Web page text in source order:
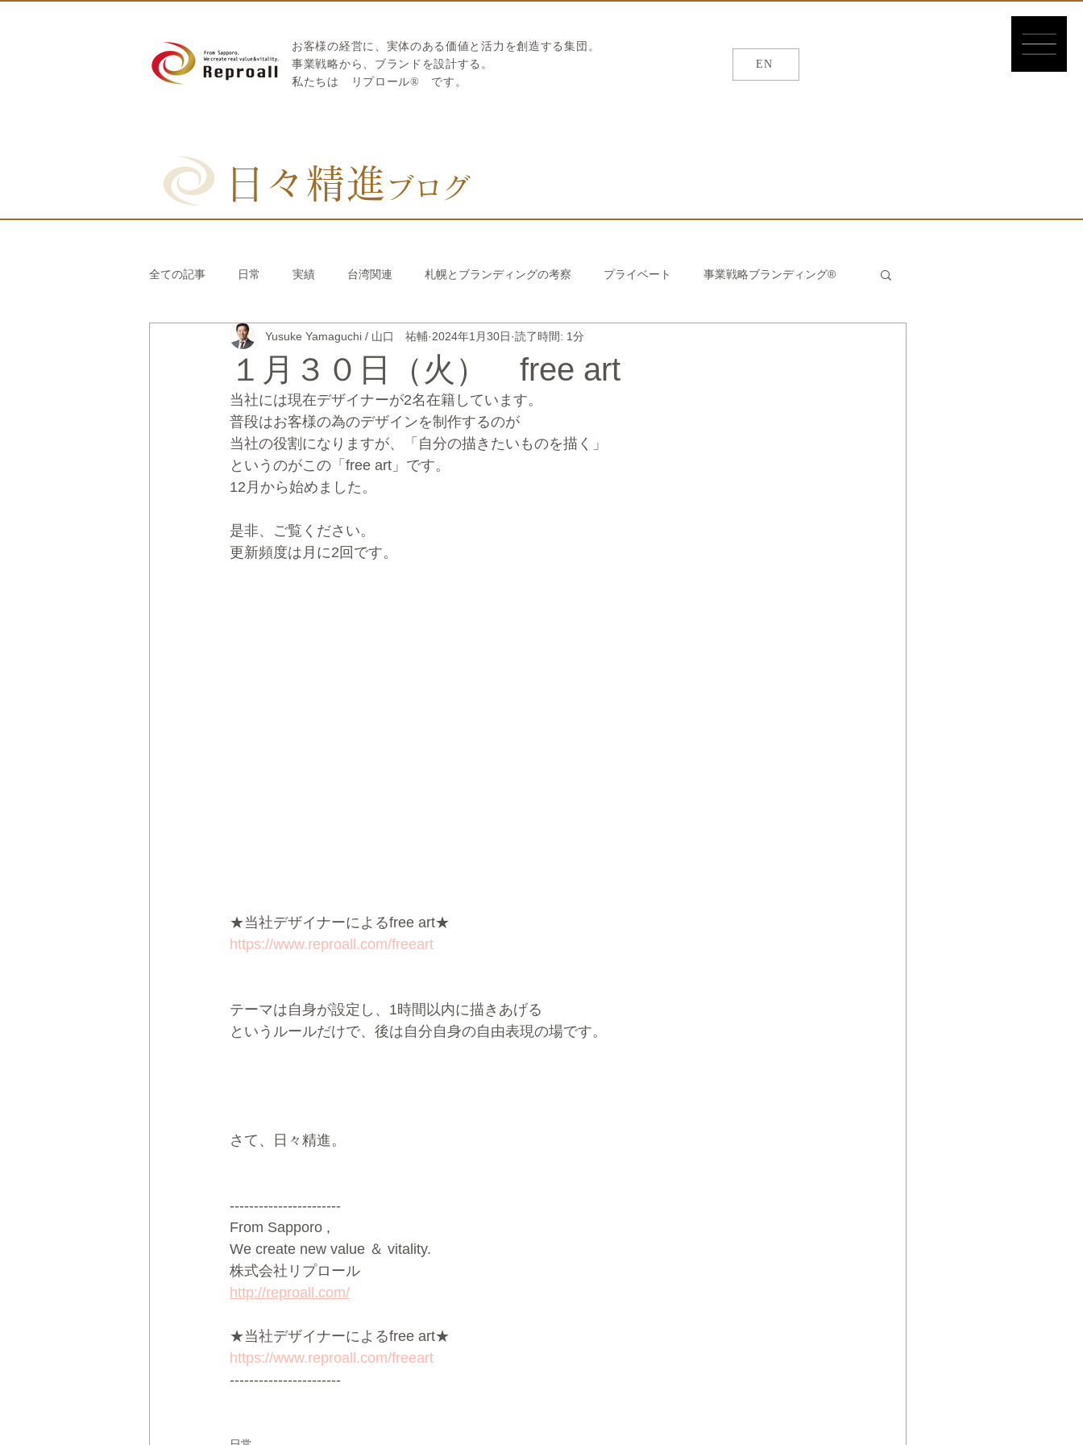
お客様の経営に、実体のある価値と活力を創造する集団。
​事業戦略から、ブランドを設計する。
私たちは
リプロール® です。
EN 繁体/簡体
日々精進 ブログ
全ての記事 日常 実績 台湾関連 札幌とブランディングの考察 プライベート 事業戦略ブランディング®
リブランディング® さとうきび繊維のストロー 中国香港関連 韓国関連
CRMブランディング® デジタルマーケティングブランディング®
１月３０日（火） free art
Yusuke Yamaguchi / 山口 祐輔 2024年1月30日 読了時間: 1分
当社には現在デザイナーが2名在籍しています。
普段はお客様の為のデザインを制作するのが
当社の役割になりますが、「自分の描きたいものを描く」
というのがこの「free art」です。
12月から始めました。
是非、ご覧ください。
更新頻度は月に2回です。
★当社デザイナーによるfree art★
https://www.reproall.com/freeart
テーマは自身が設定し、1時間以内に描きあげる
というルールだけで、後は自分自身の自由表現の場です。
さて、日々精進。
-----------------------
From Sapporo ,
We create new value ＆ vitality.
株式会社リプロール
http://reproall.com/
★当社デザイナーによるfree art★
https://www.reproall.com/freeart
-----------------------